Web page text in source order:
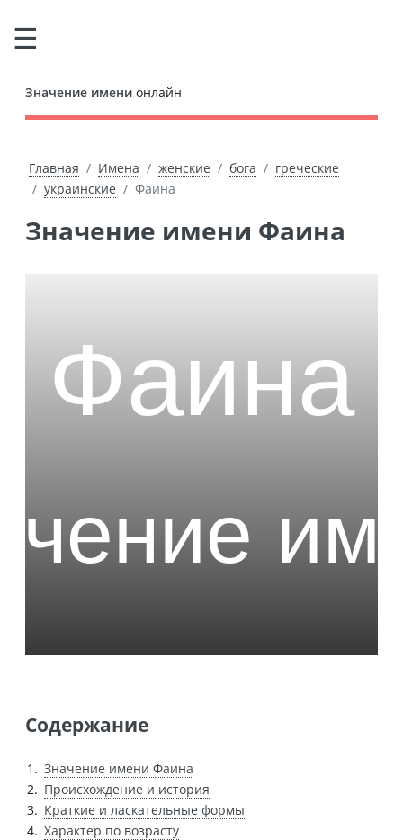
Значение имени онлайн
Главная Имена женские бога
греческие
украинские
Фаина
Значение имени Фаина
Содержание
Значение имени Фаина
Происхождение и история
Краткие и ласкательные формы
Характер по возрасту